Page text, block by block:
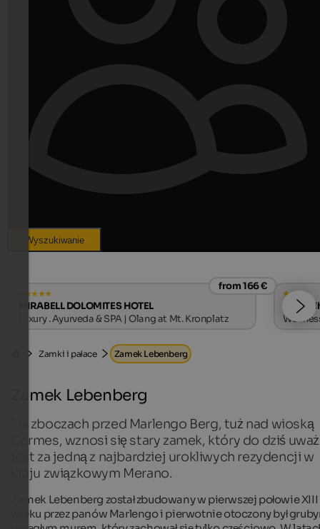
Wyszukiwanie
from 166 €
MIRABELL DOLOMITES HOTEL
Luxury . Ayurveda & SPA | Olang at Mt. Kronplatz
Zamki i pałace Zamek Lebenberg
Zamek Lebenberg
Na zboczach przed Marlengo Berg, tuż nad wioską
Cermes, wznosi się stary zamek, który do dziś
jest za jedną z najbardziej urokliwych rezydencji w
kraju związkowym Merano.
Zamek Lebenberg został zbudowany w pierwszej połowie XIII
wieku przez panów Marlengo i pierwotnie otoczony był